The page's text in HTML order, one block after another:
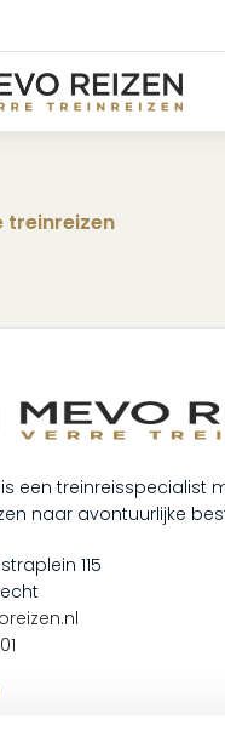
is een treinreisspecialist
naar avontuurlijke
115